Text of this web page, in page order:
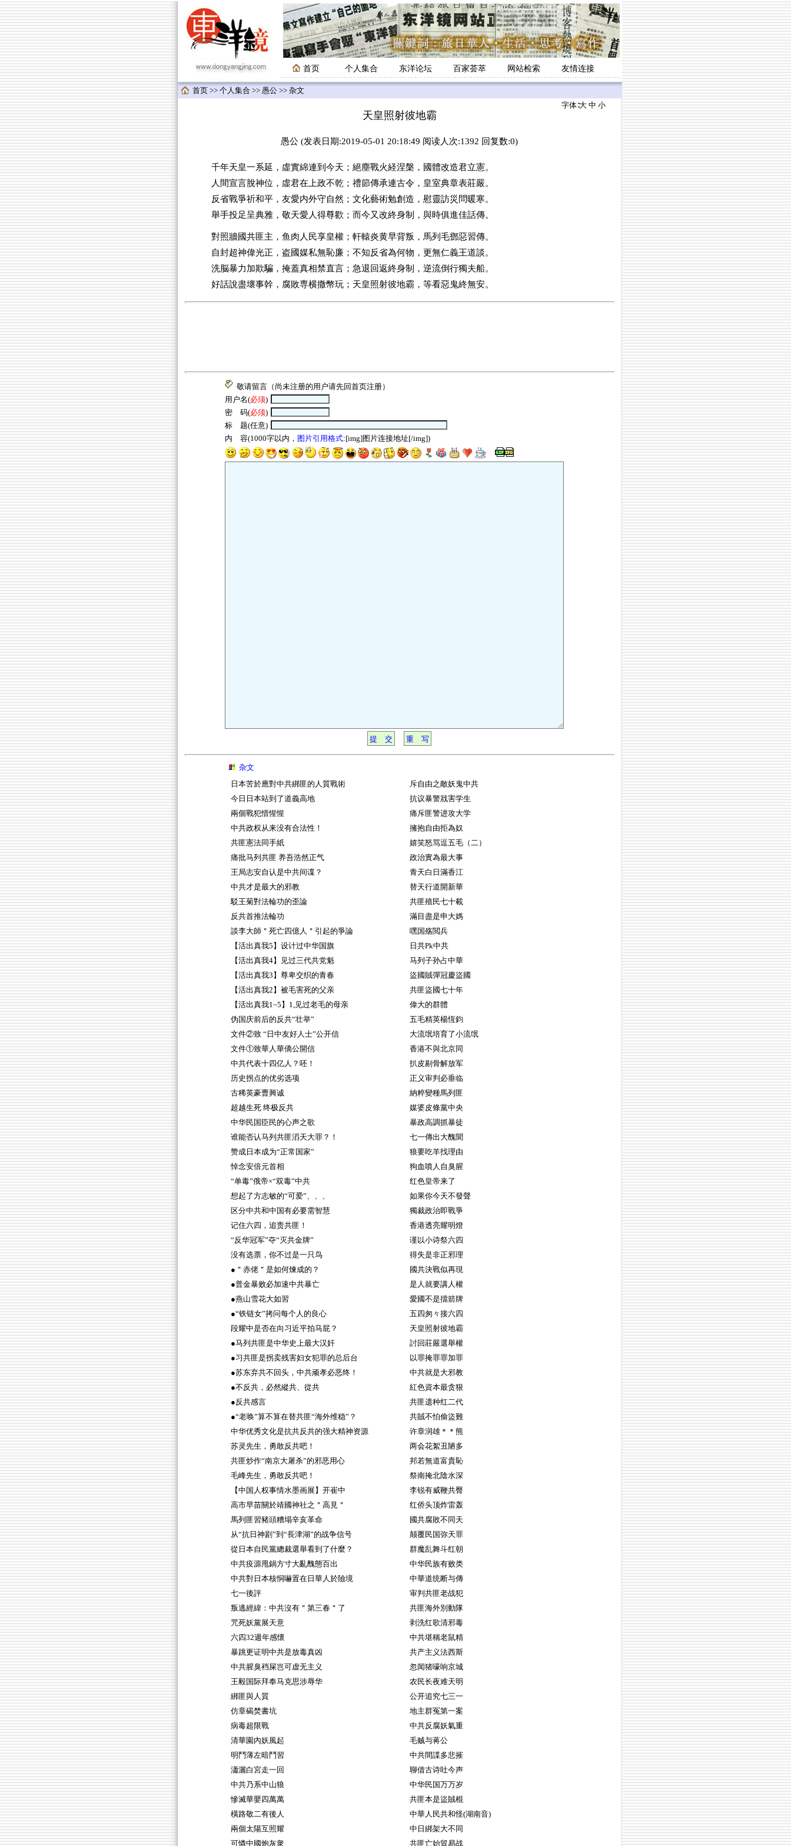
首页 个人集合 东洋论坛 百家荟萃 网站检索 友情连接
首页 >> 个人集合 >> 愚公 >> 杂文
字体∶大 中 小
天皇照射彼地霸
愚公 (发表日期:2019-05-01 20:18:49 阅读人次:1392 回复数:0)
千年天皇一系延，虛實綿連到今天；絕塵戰火経涅槃，國體改造君立憲。
人間宣言脫神位，虛君在上政不乾；禮節傳承連古令，皇室典章表莊嚴。
反省戰爭祈和平，友愛内外守自然；文化藝術勉創造，慰靈訪災問暖寒。
舉手投足呈典雅，敬天愛人得尊歡；而今又改終身制，與時俱進佳話傳。
對照牆國共匪主，鱼肉人民享皇權；軒轅炎黄早背叛，馬列毛鄧惡習傳。
自封超神偉光正，盗國媒私無恥廉；不知反省為何物，更無仁義王道談。
洗脳暴力加欺騙，掩蓋真相禁直言；急退回返終身制，逆流倒行獨夫船。
好話說盡壞事幹，腐敗専横撒幣玩；天皇照射彼地霸，等看惡鬼終無安。
敬请留言（尚未注册的用户请先回首页注册）
用户名(必须)
密 码(必须)
标 题(任意)
内 容(1000字以内， 图片引用格式:[img]图片连接地址[/img])
杂文
日本苦於應對中共綁匪的人質戰術
今日日本站到了道義高地
兩個戰犯惜惺惺
中共政权从来没有合法性！
共匪憲法同手紙
痛批马列共匪 养吾浩然正气
王局志安自认是中共间谍？
中共才是最大的邪教
駁王菊對法輪功的歪論
反共首推法輪功
談李大師＂死亡四億人＂引起的爭論
【活出真我5】设计过中华国旗
【活出真我4】见过三代共党魁
【活出真我3】尊卑交织的青春
【活出真我2】被毛害死的父亲
【活出真我1~5】1,见过老毛的母亲
伪国庆前后的反共“壮举”
文件②致 “日中友好人士”公开信
文件①致華人華僑公開信
中共代表十四亿人？呸！
历史拐点的优劣选项
古稀英豪曹興诚
超越生死 终极反共
中华民国臣民的心声之歌
谁能否认马列共匪滔天大罪？！
赞成日本成为“正常国家”
悼念安倍元首相
“单毒”俄帝×“双毒”中共
想起了方志敏的“可爱”、、、
区分中共和中国有必要需智慧
记住六四，追责共匪！
“反华冠军”夺“灭共金牌”
没有选票，你不过是一只鸟
●＂赤佬＂是如何煉成的？
●普金暴败必加速中共暴亡
●燕山雪花大如習
●“铁链女”拷问每个人的良心
段耀中是否在向习近平拍马屁？
●马列共匪是中华史上最大汉奸
●习共匪是拐卖残害妇女犯罪的总后台
●苏东弃共不回头，中共顽孝必恶终！
●不反共，必然縱共、從共
●反共感言
●“老唤”算不算在替共匪“海外维稳”？
中华优秀文化是抗共反共的强大精神资源
苏灵先生，勇敢反共吧！
共匪炒作“南京大屠杀”的邪恶用心
毛峰先生，勇敢反共吧！
【中国人权事情水墨画展】开崔中
高市早苗關於靖國神社之＂高見＂
馬列匪習豬頭糟塌辛亥革命
从“抗日神剧”到“長津湖”的战争信号
從日本自民黨總裁選舉看到了什麼？
中共疫源甩鍋方寸大亂醜態百出
中共對日本核恫嚇置在日華人於險境
七一後評
叛逃經緯：中共沒有＂第三春＂了
咒死妖黨展天意
六四32週年感懷
暴跳更证明中共是放毒真凶
中共腥臭裆屎岂可虚无主义
王毅国际拜奉马克思涉辱华
綁匪與人質
仿章碣焚書坑
病毒超限戰
清華園內妖風起
明鬥薄左暗鬥習
瀟灑白宮走一回
中共乃系中山狼
慘滅華嬰四萬萬
橫路敬二有後人
兩個太陽互照耀
可憐中國炮灰衆
斥自由之敵妖鬼中共
抗议暴警戕害学生
痛斥匪警进攻大学
擁抱自由拒為奴
嬉笑怒骂逗五毛（二）
政治實為最大事
青天白日滿香江
替天行道開新華
共匪殖民七十載
滿目盡是申大媽
嘿国殇閲兵
日共Pk中共
马列子孙占中華
盜國賊彈冠慶盜國
共匪盜國七十年
偉大的群體
五毛精英楊恆鈞
大流氓培育了小流氓
香港不與北京同
扒皮剔骨解放军
正义审判必垂临
納粹變種馬列匪
媒婆皮條黨中央
暴政高調抓暴徒
七一傳出大醜聞
狼要吃羊找理由
狗血噴人自臭腥
红色皇帝来了
如果你今天不發聲
獨裁政治即戰爭
香港透亮耀明燈
谨以小诗祭六四
得失是非正邪理
國共決戰似再現
是人就要講人權
愛國不是擋箭牌
五四匆々接六四
天皇照射彼地霸
討回莊嚴選舉權
以罪掩罪罪加罪
中共就是大邪教
紅色資本最贪狠
共匪遗种红二代
共賊不怕偷盜難
许章润雄＊＊熊
两会花絮丑陋多
邦若無道富貴恥
祭南掩北陰水深
李锐有威鞭共臀
红侨头顶炸雷轰
國共腐敗不同天
颠覆民国弥天罪
群魔乱舞斗红朝
中华民族有败类
中華道统断与傳
审判共匪老战犯
共匪海外別動隊
剥洗红歌清邪毒
中共堪稱老鼠精
共产主义法西斯
忽闻猪嚎响京城
农民长夜难天明
公开追究七三一
地主群冤第一案
中共反腐妖氣重
毛贼与蒋公
中共間諜多悲摧
聊借古诗吐今声
中华民国万万岁
共匪本是盜賊棍
中華人民共和怪(湖南音)
中日綁架大不同
共匪亡始貿易战